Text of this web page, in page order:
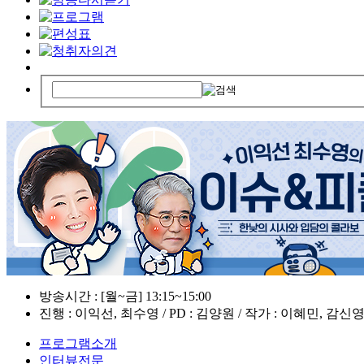
방송시간 : [월~금] 13:15~15:00
진행 : 이익선, 최수영 / PD : 김양원 / 작가 : 이혜민, 감신영
프로그램소개
인터뷰전문